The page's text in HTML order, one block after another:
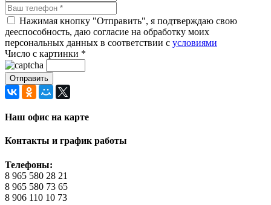
Нажимая кнопку "Отправить", я подтверждаю свою
дееспособность, даю согласие на обработку моих
персональных данных в соответствии с условиями
Число с картинки *
Наш офис на карте
Контакты и график работы
Телефоны:
8 965 580 28 21
8 965 580 73 65
8 906 110 10 73